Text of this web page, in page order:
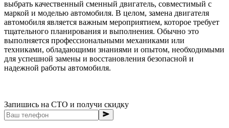
выбрать качественный сменный двигатель, совместимый с
маркой и моделью автомобиля. В целом, замена двигателя
автомобиля является важным мероприятием, которое требует
тщательного планирования и выполнения. Обычно это
выполняется профессиональными механиками или
техниками, обладающими знаниями и опытом, необходимыми
для успешной замены и восстановления безопасной и
надежной работы автомобиля.
Запишись на СТО и получи скидку